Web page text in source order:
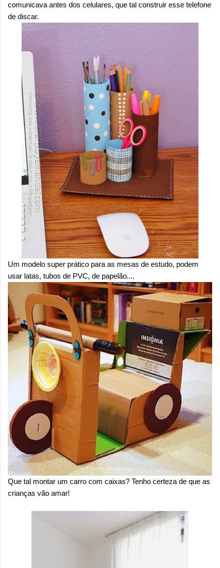
comunicava antes dos celulares, que tal construir esse telefone
de discar.
Um modelo super prático para as mesas de estudo, podem
usar latas, tubos de PVC, de papelão....
Que tal montar um carro com caixas? Tenho certeza de que as
crianças vão amar!